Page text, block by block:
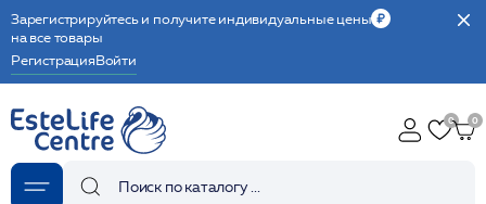
Зарегистрируйтесь и получите индивидуальные цены
на все товары
РегистрацияВойти